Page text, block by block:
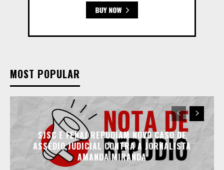
MOST POPULAR
SJSC E FENAJ REPUDIAM NOVO CASO DE
ASSÉDIO JUDICIAL CONTRA A JORNALISTA
AMANDA MIRANDA